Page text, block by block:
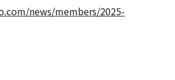
news/members/2025-